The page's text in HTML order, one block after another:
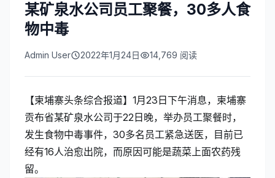
某矿泉水公司员工聚餐，30多人食
物中毒
Admin User 2022年1月24日 14,769 阅读
【柬埔寨头条综合报道】1月23日下午消息，柬埔寨
贡布省某矿泉水公司于22日晚，举办员工聚餐时，
发生食物中毒事件，30多名员工紧急送医，目前已
经有16人治愈出院，而原因可能是蔬菜上面农药残
留。